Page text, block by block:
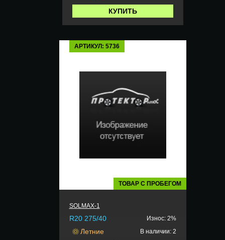
КУПИТЬ
АРТИКУЛ: 5736
ТОВАР С ПРОБЕГОМ
SOLMAX-1
R20 275/40 Износ: 2%
Летние В наличии: 2